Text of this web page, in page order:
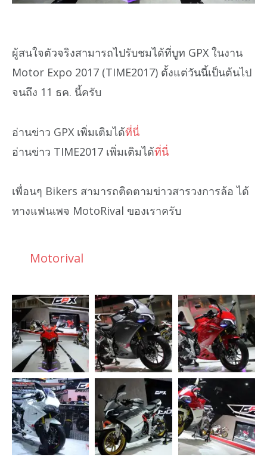
ผู้สนใจตัวจริงสามารถไปรับชมได้ที่บูท GPX ในงาน
Motor Expo 2017 (TIME2017) ตั้งแต่วันนี้เป็นต้นไป
จนถึง 11 ธค. นี้ครับ
อ่านข่าว GPX เพิ่มเติมได้ที่นี่
อ่านข่าว TIME2017 เพิ่มเติมได้ที่นี่
เพื่อนๆ Bikers สามารถติดตามข่าวสารวงการล้อ ได้
ทางแฟนเพจ MotoRival ของเราครับ
Motorival